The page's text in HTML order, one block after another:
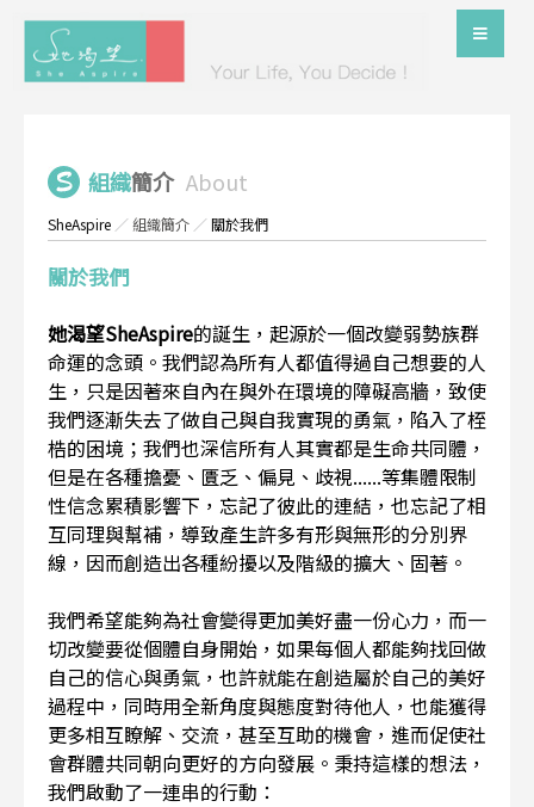
組織簡介 About
SheAspire ／組織簡介 ／關於我們
關於我們
她渴望SheAspire的誕生，起源於一個改變弱勢族群
命運的念頭。我們認為所有人都值得過自己想要的人
生，只是因著來自內在與外在環境的障礙高牆，致使
我們逐漸失去了做自己與自我實現的勇氣，陷入了桎
梏的困境；我們也深信所有人其實都是生命共同體，
但是在各種擔憂、匱乏、偏見、歧視......等集體限制
性信念累積影響下，忘記了彼此的連結，也忘記了相
互同理與幫補，導致產生許多有形與無形的分別界
線，因而創造出各種紛擾以及階級的擴大、固著。
我們希望能夠為社會變得更加美好盡一份心力，而一
切改變要從個體自身開始，如果每個人都能夠找回做
自己的信心與勇氣，也許就能在創造屬於自己的美好
過程中，同時用全新角度與態度對待他人，也能獲得
更多相互瞭解、交流，甚至互助的機會，進而促使社
會群體共同朝向更好的方向發展。秉持這樣的想法，
我們啟動了一連串的行動：